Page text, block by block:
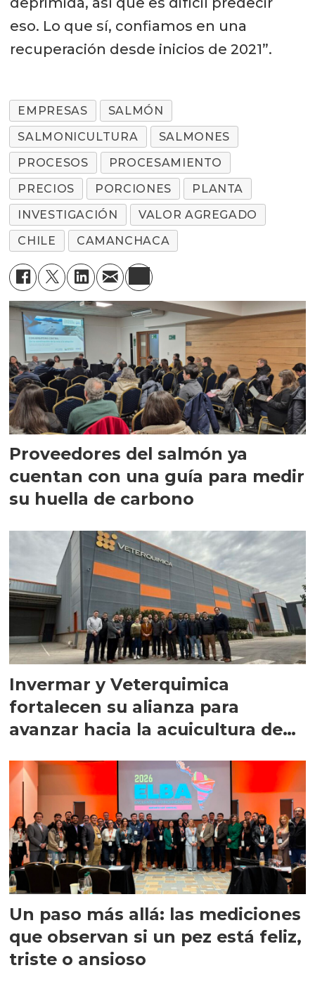
eso. Lo que sí, confiamos en una
recuperación desde inicios de 2021”.
EMPRESAS
SALMÓN
SALMONICULTURA
SALMONES
PROCESOS
PROCESAMIENTO
PRECIOS
PORCIONES
PLANTA
INVESTIGACIÓN
VALOR AGREGADO
CHILE
CAMANCHACA
Proveedores del salmón ya
cuentan con una guía para medir
su huella de carbono
Invermar y Veterquimica
fortalecen su alianza para
avanzar hacia la acuicultura de
Un paso más allá: las mediciones
que observan si un pez está feliz,
triste o ansioso